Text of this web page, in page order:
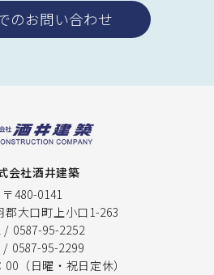
のお問い合わせ
会社酒井建築
〒480-0141
郡大口町上小口1-263
/ 0587-95-2252
/ 0587-95-2299
00（日曜・祝日定休）